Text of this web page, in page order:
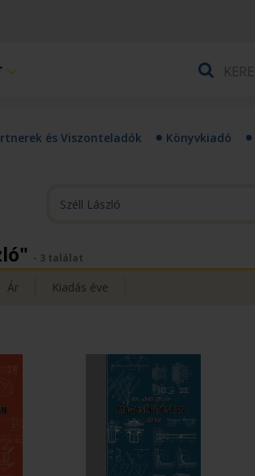
és Viszonteladók Könyvkiadó
- 3 találat
Ár Kiadás éve